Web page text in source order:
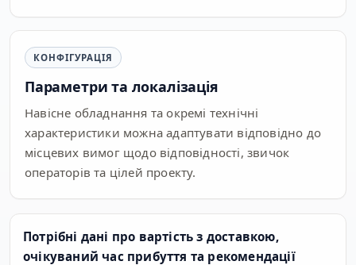
КОНФІГУРАЦІЯ
Параметри та локалізація
Навісне обладнання та окремі технічні
характеристики можна адаптувати відповідно до
місцевих вимог щодо відповідності, звичок
операторів та цілей проекту.
Потрібні дані про вартість з доставкою,
очікуваний час прибуття та рекомендації